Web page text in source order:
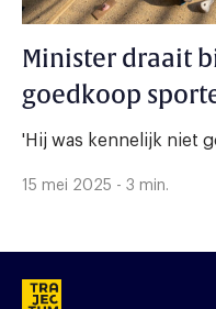
Minister draait
goedkoop
'Hij was kennelijk niet
15 mei 2025 - 3 min.